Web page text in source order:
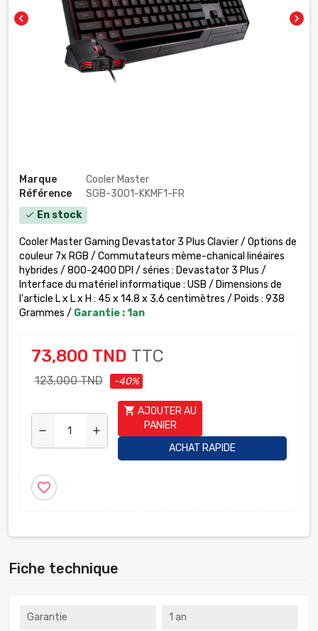
chevron_left chevron_right
Marque
Cooler Master
Référence
SGB-3001-KKMF1-FR
check En stock
Cooler Master Gaming Devastator 3 Plus Clavier / Options de
couleur 7x RGB / Commutateurs mème-chanical linéaires
hybrides / 800-2400 DPI / séries : ‎Devastator 3 Plus /
Interface du matériel informatique : USB / Dimensions de
l'article L x L x H : ‎45 x 14.8 x 3.6 centimètres / Poids : 938
Grammes / Garantie : 1an
73,800 TND TTC
123,000 TND -40%
remove add
shopping_cart AJOUTER AU
PANIER
ACHAT RAPIDE
favorite_border
Fiche technique
Garantie 1 an